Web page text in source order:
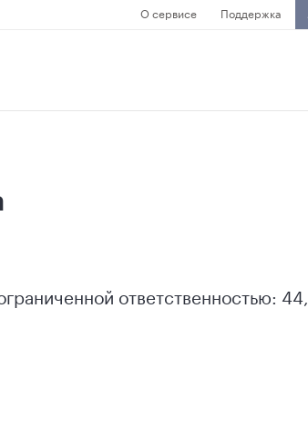
О сервисе Поддержка
ответственностью: 44,